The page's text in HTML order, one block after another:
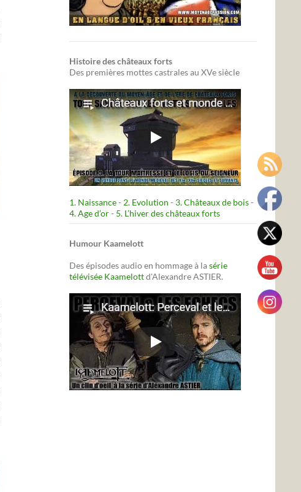
Histoire des châteaux forts
Des premières mottes castrales au XVe siècle
1. Naissance- 2. Evolution - 3. Châteaux de bois-
4. Age d’or- 5. L’hiver des châteaux forts
Humour Kaamelott
Des épisodes audio en hommage à lasérie
télévisée Kaamelottd'Alexandre ASTIER.